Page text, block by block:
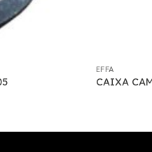
EFFA
CAIXA